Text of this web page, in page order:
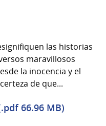
las historias
maravillosos
la inocencia y el
de que...
66.96 MB)